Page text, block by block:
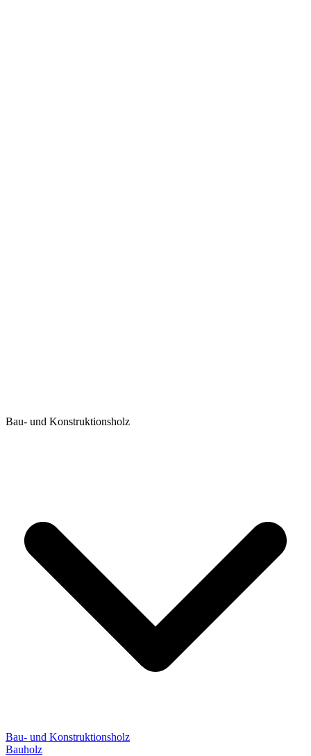
Bau- und Konstruktionsholz
Bau- und Konstruktionsholz
Bauholz